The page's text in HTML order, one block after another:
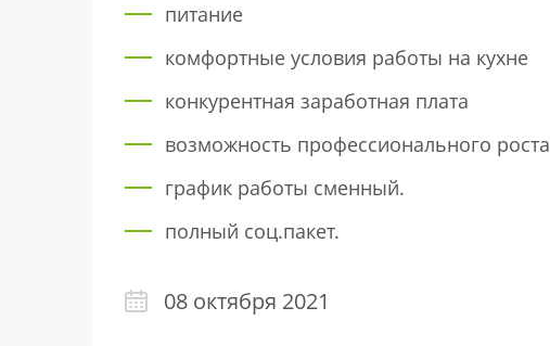
питание
комфортные условия работы на кухне
конкурентная заработная плата
возможность профессионального роста
график работы сменный.
полный соц.пакет.
08 октября 2021